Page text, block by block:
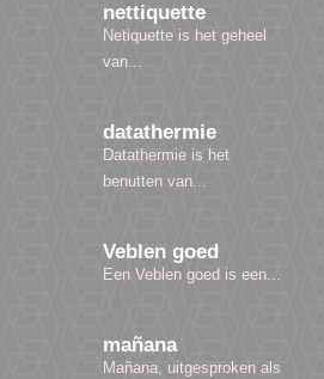
nettiquette
Netiquette is het geheel
van...
datathermie
Datathermie is het
benutten van...
Veblen goed
Een Veblen goed is een...
mañana
Mañana, uitgesproken als